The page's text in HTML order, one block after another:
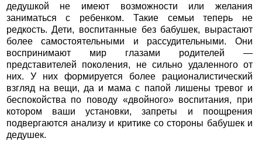
дедушкой не имеют возможности или желания
заниматься с ребенком. Такие семьи теперь не
редкость. Дети, воспитанные без бабушек, вырастают
более самостоятельными и рассудительными. Они
воспринимают мир глазами родителей —
представителей поколения, не сильно удаленного от
них. У них формируется более рационалистический
взгляд на вещи, да и мама с папой лишены тревог и
беспокойства по поводу «двойного» воспитания, при
котором ваши установки, запреты и поощрения
подвергаются анализу и критике со стороны бабушек и
дедушек.